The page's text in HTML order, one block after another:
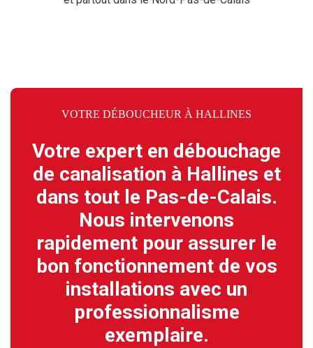
VOTRE DÉBOUCHEUR À HALLINES
Votre expert en débouchage
de canalisation à Hallines et
dans tout le Pas-de-Calais.
Nous intervenons
rapidement pour assurer le
bon fonctionnement de vos
installations avec un
professionnalisme
exemplaire.